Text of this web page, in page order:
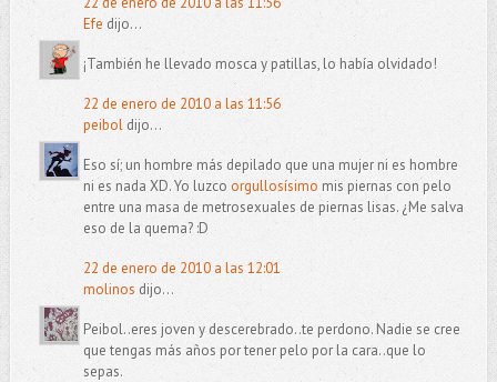
Efe dijo...
¡También he llevado mosca y patillas, lo había olvidado!
22 de enero de 2010 a las 11:56
peiboldijo...
Eso sí; un hombre más depilado que una mujer ni es hombre
ni es nada XD. Yo luzco orgullosísimo mis piernas con pelo
entre una masa de metrosexuales de piernas lisas. ¿Me salva
eso de la quema? :D
22 de enero de 2010 a las 12:01
molinos dijo...
Peibol..eres joven y descerebrado..te perdono. Nadie se cree
que tengas más años por tener pelo por la cara..que lo
sepas.